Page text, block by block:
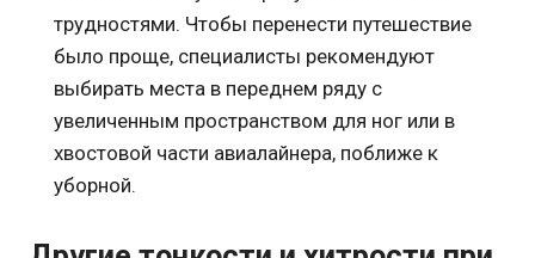
трудностями. Чтобы перенести путешествие
было проще, специалисты рекомендуют
выбирать места в переднем ряду с
увеличенным пространством для ног или в
хвостовой части авиалайнера, поближе к
уборной.